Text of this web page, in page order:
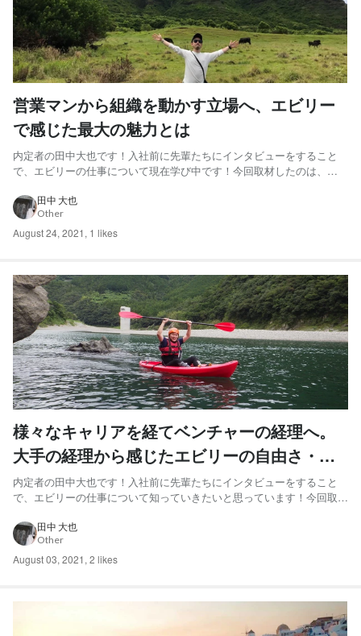
営業マンから組織を動かす立場へ、エビリー
で感じた最大の魅力とは
内定者の田中大也です！入社前に先輩たちにインタビューをすること
で、エビリーの仕事について現在学び中です！今回取材したのは、東
ついてお話伺いました！ 【東條さんプロフィール】 東條 靖人｜1985
年4月生まれ。千葉県出身。現在はエビリーのビデオソリュー...
田中 大也
Other
August 24, 2021 , 1 likes
様々なキャリアを経てベンチャーの経理へ。
大手の経理から感じたエビリーの自由さ・可
能性
内定者の田中大也です！入社前に先輩たちにインタビューをすること
で、エビリーの仕事について知っていきたいと思っています！今回取材
さんです！これまでの経験とエビリーに入って変わったことについてお
話伺うことができました！ 【三浦さんプロフィール】 三浦豊 ...
田中 大也
Other
August 03, 2021 , 2 likes